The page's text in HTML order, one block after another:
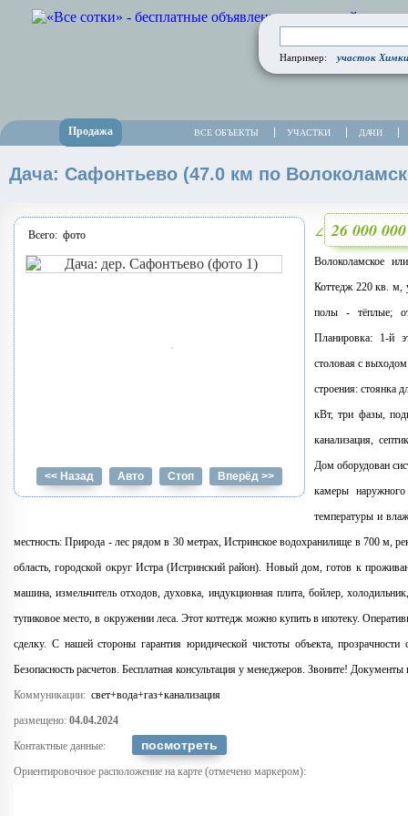
ВСЕ ОБЪЕКТЫ УЧАСТКИ ДАЧИ
Продажа
Например: участок
Дача: Сафонтьево (47.0 км по
Всего: фото
<< Назад Авто Стоп Вперёд >>
∠ 26 000
Волоколамское
Коттедж 220 кв. м,
полы - тёплые;
Планировка: 1-й
столовая с выходом
строения: стоянка
кВт, три фазы,
канализация,
Дом оборудован
камеры
температуры и
местность: Природа - лес рядом в 30 метрах, Истринское водохранилище в 700 м,
область, городской округ Истра (Истринский район). Новый дом, готов к
машина, измельчитель отходов, духовка, индукционная плита, бойлер,
тупиковое место, в окружении леса. Этот коттедж можно купить в ипотеку.
сделку. С нашей стороны гарантия юридической чистоты объекта,
Безопасность расчетов. Бесплатная консультация у менеджеров. Звоните!
Коммуникации: свет+вода+газ+канализация
размещено: 04.04.2024
Контактные данные:
Ориентировочное расположение на карте (отмечено маркером):